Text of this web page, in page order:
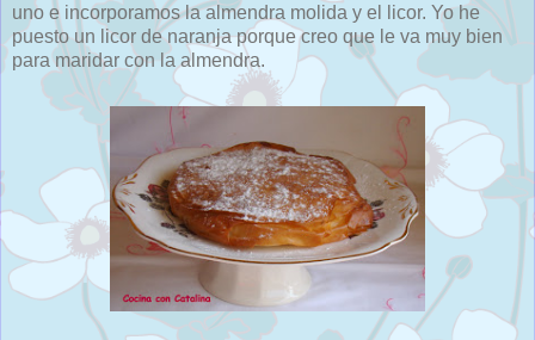
uno e incorporamos la almendra molida y el licor. Yo he
puesto un licor de naranja porque creo que le va muy bien
para maridar con la almendra.